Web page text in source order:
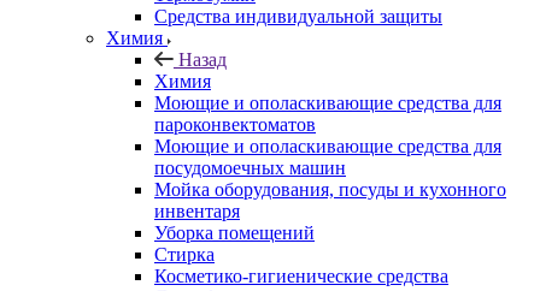
Средства индивидуальной защиты
Химия
Назад
Химия
Моющие и ополаскивающие средства для
пароконвектоматов
Моющие и ополаскивающие средства для
посудомоечных машин
Мойка оборудования, посуды и кухонного
инвентаря
Уборка помещений
Стирка
Косметико-гигиенические средства